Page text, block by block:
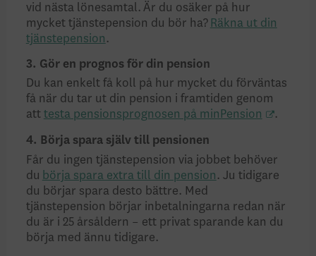
vid nästa lönesamtal. Är du osäker på hur
mycket tjänstepension du bör ha? Räkna ut din
tjänstepension .
3. Gör en prognos för din pension
Du kan enkelt få koll på hur mycket du förväntas
få när du tar ut din pension i framtiden genom
att testa pensionsprognosen på minPension .
4. Börja spara själv till pensionen
Får du ingen tjänstepension via jobbet behöver
du börja spara extra till din pension . Ju tidigare
du börjar spara desto bättre. Med
tjänstepension börjar inbetalningarna redan när
du är i 25 årsåldern – ett privat sparande kan du
börja med ännu tidigare.